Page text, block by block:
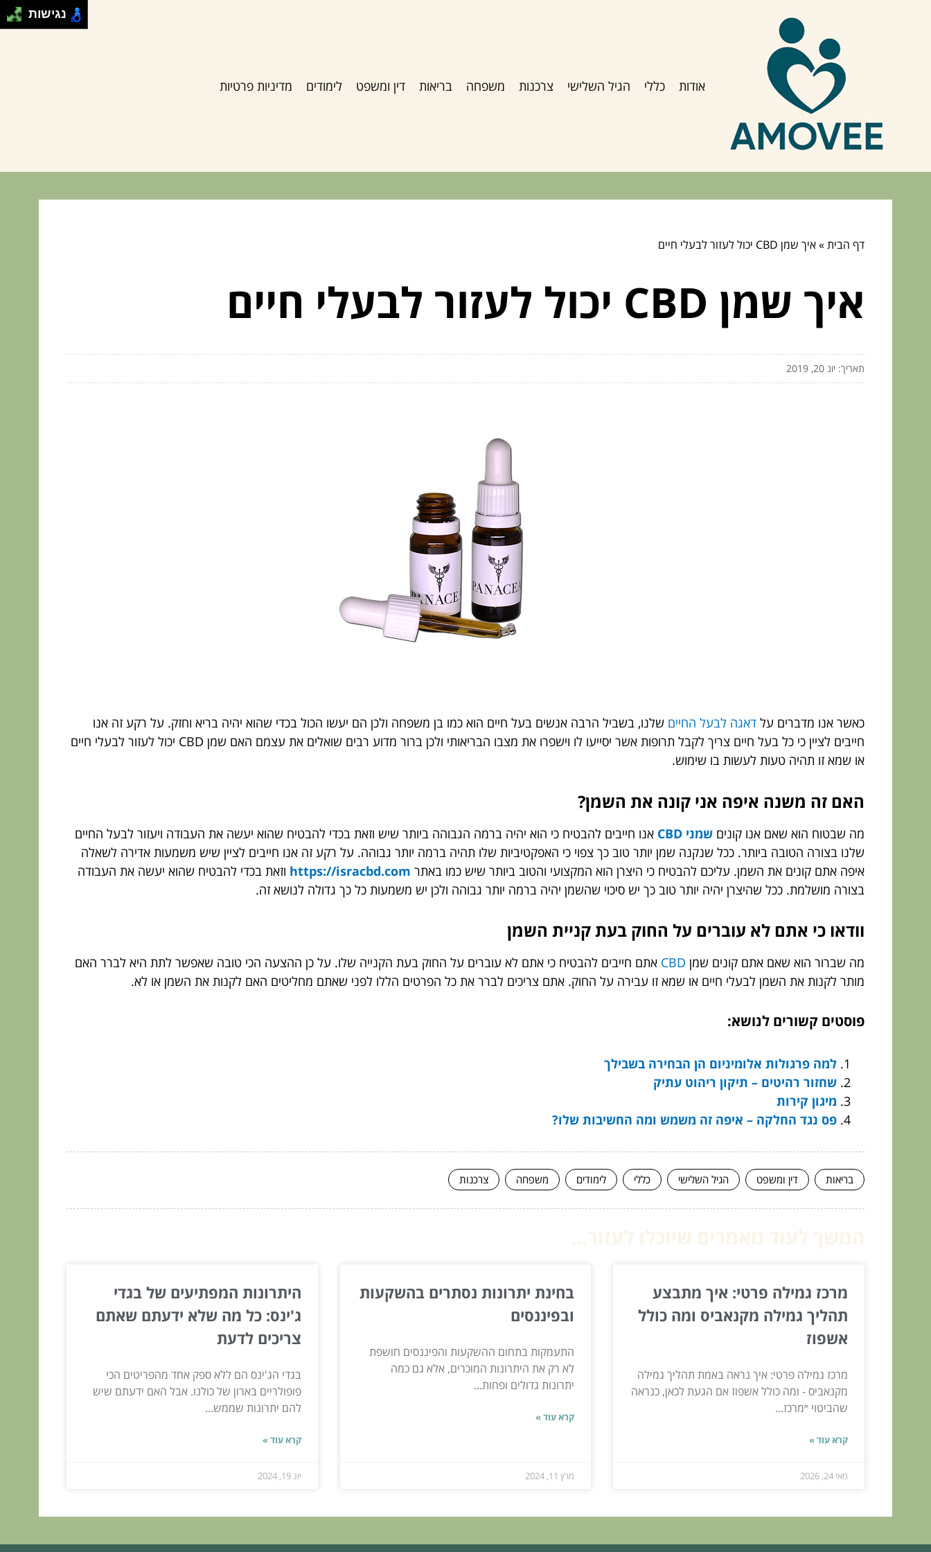
אודות כללי הגיל השלישי צרכנות משפחה בריאות דין ומשפט לימודים מדיניות פרטיות
דף הבית»איך שמן CBD יכול לעזור לבעלי חיים
איך שמן CBD יכול לעזור לבעלי חיים
תאריך: יונ 20, 2019
כאשר אנו מדברים על דאגה לבעל החיים שלנו, בשביל הרבה אנשים בעל חיים הוא כמו בן משפחה ולכן הם יעשו הכול בכדי שהוא יהיה בריא וחזק. על רקע זה אנו
חייבים לציין כי כל בעל חיים צריך לקבל תרופות אשר יסייעו לו וישפרו את מצבו הבריאותי ולכן ברור מדוע רבים שואלים את עצמם האם שמן CBD יכול לעזור לבעלי חיים
או שמא זו תהיה טעות לעשות בו שימוש.
האם זה משנה איפה אני קונה את השמן?
מה שבטוח הוא שאם אנו קונים שמני CBD
אנו חייבים להבטיח כי הוא יהיה ברמה הגבוהה ביותר שיש וזאת בכדי להבטיח שהוא יעשה את העבודה ויעזור לבעל החיים
שלנו בצורה הטובה ביותר. ככל שנקנה שמן יותר טוב כך צפוי כי האפקטיביות שלו תהיה ברמה יותר גבוהה. על רקע זה אנו חייבים לציין שיש משמעות אדירה לשאלה
איפה אתם קונים את השמן. עליכם להבטיח כי היצרן הוא המקצועי והטוב ביותר שיש כמו באתר https://isracbd.com וזאת בכדי להבטיח שהוא יעשה את העבודה
בצורה מושלמת. ככל שהיצרן יהיה יותר טוב כך יש סיכוי שהשמן יהיה ברמה יותר גבוהה ולכן יש משמעות כל כך גדולה לנושא זה.
וודאו כי אתם לא עוברים על החוק בעת קניית השמן
מה שברור הוא שאם אתם קונים שמן CBD אתם חייבים להבטיח כי אתם לא עוברים על החוק בעת הקנייה שלו. על כן ההצעה הכי טובה שאפשר לתת היא לברר האם
מותר לקנות את השמן לבעלי חיים או שמא זו עבירה על החוק. אתם צריכים לברר את כל הפרטים הללו לפני שאתם מחליטים האם לקנות את השמן או לא.
פוסטים קשורים לנושא:
למה פרגולות אלומיניום הן הבחירה בשבילך
שחזור רהיטים – תיקון ריהוט עתיק
מיגון קירות
פס נגד החלקה – איפה זה משמש ומה החשיבות שלו?
בריאות דין ומשפט הגיל השלישי כללי לימודים משפחה צרכנות
מרכז גמילה פרטי: איך מתבצע
תהליך גמילה מקנאביס ומה כולל
אשפוז
מרכז גמילה פרטי: איך נראה באמת תהליך גמילה
מקנאביס - ומה כולל אשפוז אם הגעת לכאן, כנראה
שהביטוי ״מרכז...
קרא עוד »
מאי 24, 2026
בחינת יתרונות נסתרים בהשקעות
ובפיננסים
התעמקות בתחום ההשקעות והפיננסים חושפת
לא רק את היתרונות המוכרים, אלא גם כמה
יתרונות גדולים ופחות...
קרא עוד »
מרץ 11, 2024
היתרונות המפתיעים של בגדי
ג'ינס: כל מה שלא ידעתם שאתם
צריכים לדעת
בגדי הג'ינס הם ללא ספק אחד מהפריטים הכי
פופולריים בארון של כולנו. אבל האם ידעתם שיש
להם יתרונות שממש...
קרא עוד »
יונ 19, 2024
נגישות